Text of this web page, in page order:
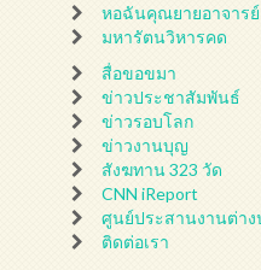
หอฉันคุณยายอาจารย์
มหารัตนวิหารคด
สื่อขอขมา
ข่าวประชาสัมพันธ์
ข่าวรอบโลก
ข่าวงานบุญ
สังฆทาน 323 วัด
CNN iReport
ศูนย์ประสานงานต่าง
ติดต่อเรา